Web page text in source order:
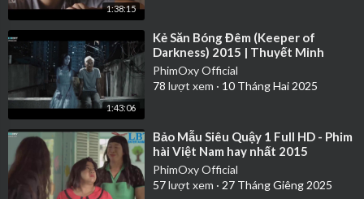
1:38:15
1:43:06
⁣Kẻ Săn Bóng Đêm (Keeper of
Darkness) 2015 | Thuyết Minh
PhimOxy Official
78 lượt xem · 10 Tháng Hai 2025
⁣Bảo Mẫu Siêu Quậy 1 Full HD - Phim
hài Việt Nam hay nhất 2015
PhimOxy Official
57lượt xem · 27 Tháng Giêng 2025